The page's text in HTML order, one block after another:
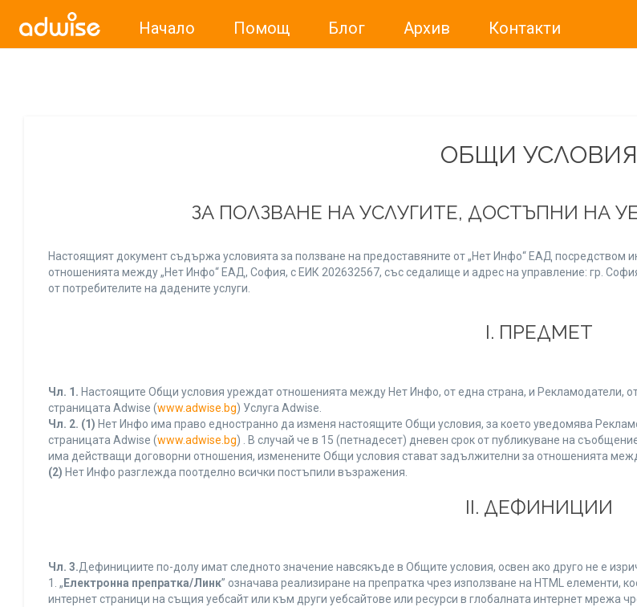
Начало Помощ Блог Архив Контакти
ОБЩИ УСЛОВИЯ
ЗА ПОЛЗВАНЕ НА УСЛУГИТЕ, ДОСТЪПНИ НА
Настоящият документ съдържа условията за ползване на предоставяните от „Нет Инфо“ ЕАД посредством
отношенията между „Нет Инфо“ ЕАД, София, с ЕИК 202632567, със седалище и адрес на управление: гр.
от потребителите на дадените услуги.
І. ПРЕДМЕТ
Чл. 1. Настоящите Общи условия уреждат отношенията между Нет Инфо, от една страна, и Рекламодатели,
страницата Adwise (www.adwise.bg) Услуга Adwise.
Чл. 2. (1) Нет Инфо има право едностранно да изменя настоящите Общи условия, за което уведомява
страницата Adwise (www.adwise.bg) . В случай че в 15 (петнадесет) дневен срок от публикуване на
има действащи договорни отношения, изменените Общи условия стават задължителни за отношенията
(2) Нет Инфо разглежда поотделно всички постъпили възражения.
ІІ. ДЕФИНИЦИИ
Чл. 3.Дефинициите по-долу имат следното значение навсякъде в Общите условия, освен ако друго не е
1. „ Електронна препратка/Линк” означава реализиране на препратка чрез използване на HTML елементи,
интернет страници на същия уебсайт или към други уебсайтове или ресурси в глобалната интернет мрежа